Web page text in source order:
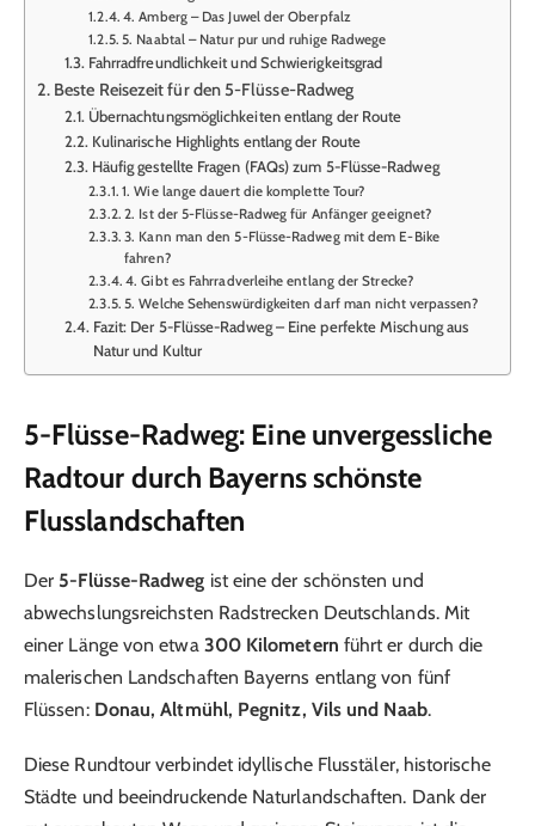
4. Amberg – Das Juwel der Oberpfalz
5. Naabtal – Natur pur und ruhige Radwege
Fahrradfreundlichkeit und Schwierigkeitsgrad
Beste Reisezeit für den 5-Flüsse-Radweg
Übernachtungsmöglichkeiten entlang der Route
Kulinarische Highlights entlang der Route
Häufig gestellte Fragen (FAQs) zum 5-Flüsse-Radweg
1. Wie lange dauert die komplette Tour?
2. Ist der 5-Flüsse-Radweg für Anfänger geeignet?
3. Kann man den 5-Flüsse-Radweg mit dem E-Bike
fahren?
4. Gibt es Fahrradverleihe entlang der Strecke?
5. Welche Sehenswürdigkeiten darf man nicht verpassen?
Fazit: Der 5-Flüsse-Radweg – Eine perfekte Mischung aus
Natur und Kultur
5-Flüsse-Radweg: Eine unvergessliche
Radtour durch Bayerns schönste
Flusslandschaften
Der 5-Flüsse-Radweg ist eine der schönsten und
abwechslungsreichsten Radstrecken Deutschlands. Mit
einer Länge von etwa 300 Kilometern führt er durch die
malerischen Landschaften Bayerns entlang von fünf
Flüssen: Donau, Altmühl, Pegnitz, Vils und Naab.
Diese Rundtour verbindet idyllische Flusstäler, historische
Städte und beeindruckende Naturlandschaften. Dank der